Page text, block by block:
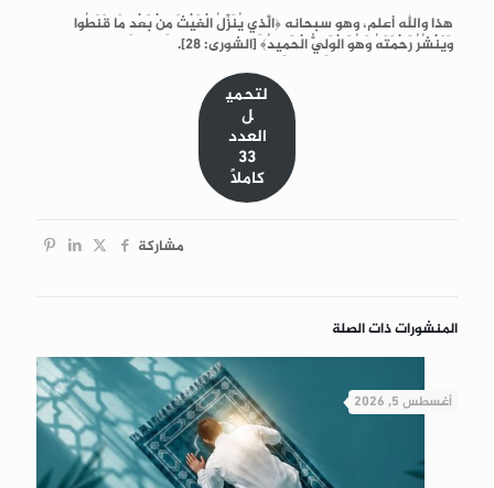
هذا والله أعلم، وهو سبحانه ﴿الَّذِي يُنَزِّلُ الْغَيْثَ مِنْ بَعْدِ مَا قَنَطُوا
وَيَنْشُرُ رَحْمَتَهُ وَهُوَ الْوَلِيُّ الْحَمِيدُ﴾ [الشورى: 28].
لتحمي
ل
العدد
33
كاملاً
مشاركة
المنشورات ذات الصلة
أغسطس 5, 2026